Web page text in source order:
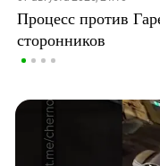
Процесс против
сторонников